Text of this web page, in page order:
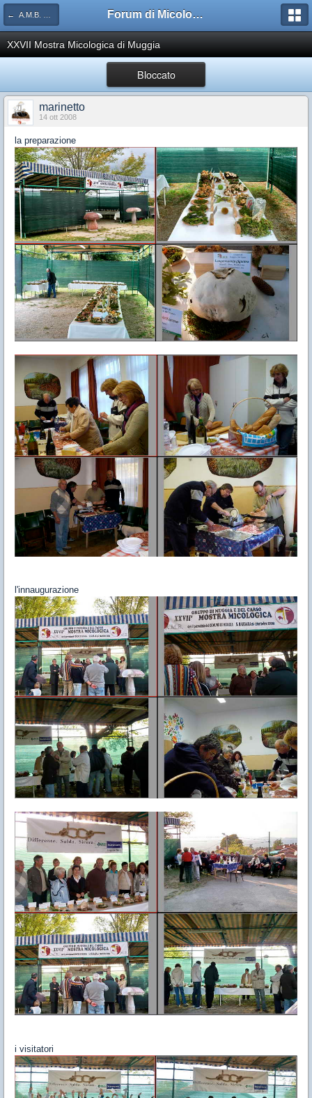
← A.M.B. Muggia e Carso Forum di Micologia AMB Gruppo di Muggia e del Carso
XXVII Mostra Micologica di Muggia
Bloccato
marinetto
14 ott 2008
la preparazione
l'innaugurazione
i visitatori